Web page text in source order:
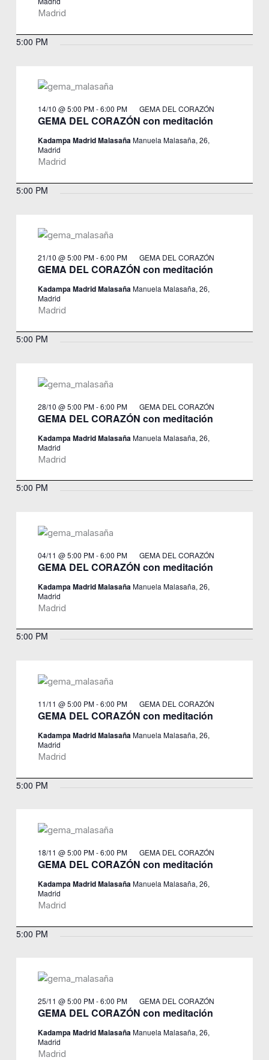
Madrid
5:00 PM
GEMA DEL CORAZÓN con meditación
14/10 @ 5:00 PM-6:00 PM GEMA DEL CORAZÓN
Kadampa Madrid MalasañaManuela Malasaña, 26,
Madrid
Madrid
5:00 PM
GEMA DEL CORAZÓN con meditación
21/10 @ 5:00 PM-6:00 PM GEMA DEL CORAZÓN
Kadampa Madrid MalasañaManuela Malasaña, 26,
Madrid
Madrid
5:00 PM
GEMA DEL CORAZÓN con meditación
28/10 @ 5:00 PM-6:00 PM GEMA DEL CORAZÓN
Kadampa Madrid Malasaña Manuela Malasaña, 26,
Madrid
Madrid
5:00 PM
GEMA DEL CORAZÓN con meditación
04/11 @ 5:00 PM-6:00 PM GEMA DEL CORAZÓN
Kadampa Madrid MalasañaManuela Malasaña, 26,
Madrid
Madrid
5:00 PM
GEMA DEL CORAZÓN con meditación
11/11 @ 5:00 PM-6:00 PM GEMA DEL CORAZÓN
Kadampa Madrid MalasañaManuela Malasaña, 26,
Madrid
Madrid
5:00 PM
GEMA DEL CORAZÓN con meditación
18/11 @ 5:00 PM-6:00 PM GEMA DEL CORAZÓN
Kadampa Madrid MalasañaManuela Malasaña, 26,
Madrid
Madrid
5:00 PM
GEMA DEL CORAZÓN con meditación
25/11 @ 5:00 PM-6:00 PM GEMA DEL CORAZÓN
Kadampa Madrid MalasañaManuela Malasaña, 26,
Madrid
Madrid